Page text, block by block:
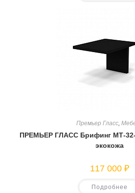
Премьер Гласс,
ПРЕМЬЕР ГЛАСС Брифинг МТ-32-
экокожа
117 000 ₽
Подробнее